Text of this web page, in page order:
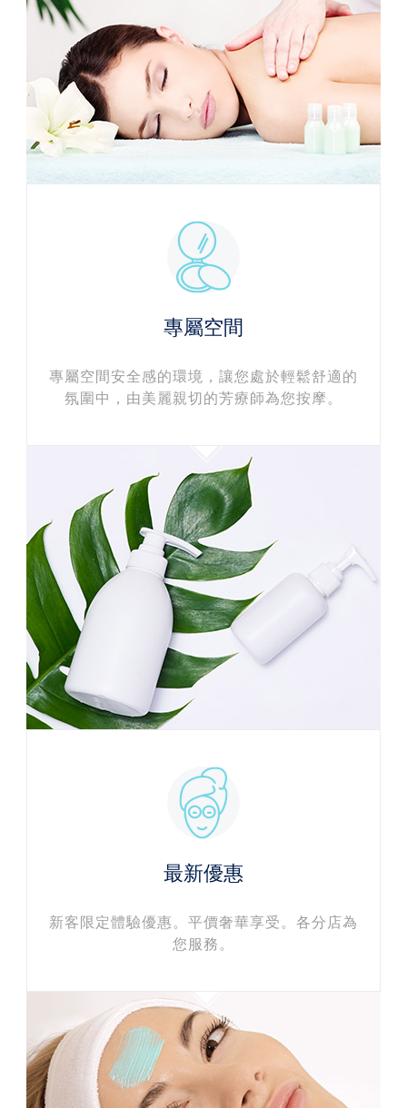
專屬空間
專屬空間安全感的環境，讓您處於輕鬆舒適的
氛圍中，由美麗親切的芳療師為您按摩。
最新優惠
新客限定體驗優惠。平價奢華享受。各分店為
您服務。